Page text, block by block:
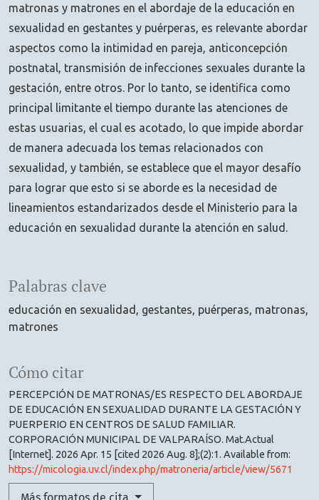
Palabras clave
educación en sexualidad gestantes puérperas matronas
matrones
Cómo citar
PERCEPCIÓN DE MATRONAS/ES RESPECTO DEL ABORDAJE
DE EDUCACIÓN EN SEXUALIDAD DURANTE LA GESTACIÓN Y
PUERPERIO EN CENTROS DE SALUD FAMILIAR.
CORPORACIÓN MUNICIPAL DE VALPARAÍSO. Mat.Actual
[Internet]. 2026 Apr. 15 [cited 2026 Aug. 8];(2):1. Available from:
https://micologia.uv.cl/index.php/matroneria/article/view/5671
matronas y matrones en el abordaje de la educación en
sexualidad en gestantes y puérperas, es relevante abordar
aspectos como la intimidad en pareja, anticoncepción
postnatal, transmisión de infecciones sexuales durante la
gestación, entre otros. Por lo tanto, se identifica como
principal limitante el tiempo durante las atenciones de
estas usuarias, el cual es acotado, lo que impide abordar
de manera adecuada los temas relacionados con
sexualidad, y también, se establece que el mayor desafío
para lograr que esto si se aborde es la necesidad de
lineamientos estandarizados desde el Ministerio para la
educación en sexualidad durante la atención en salud.